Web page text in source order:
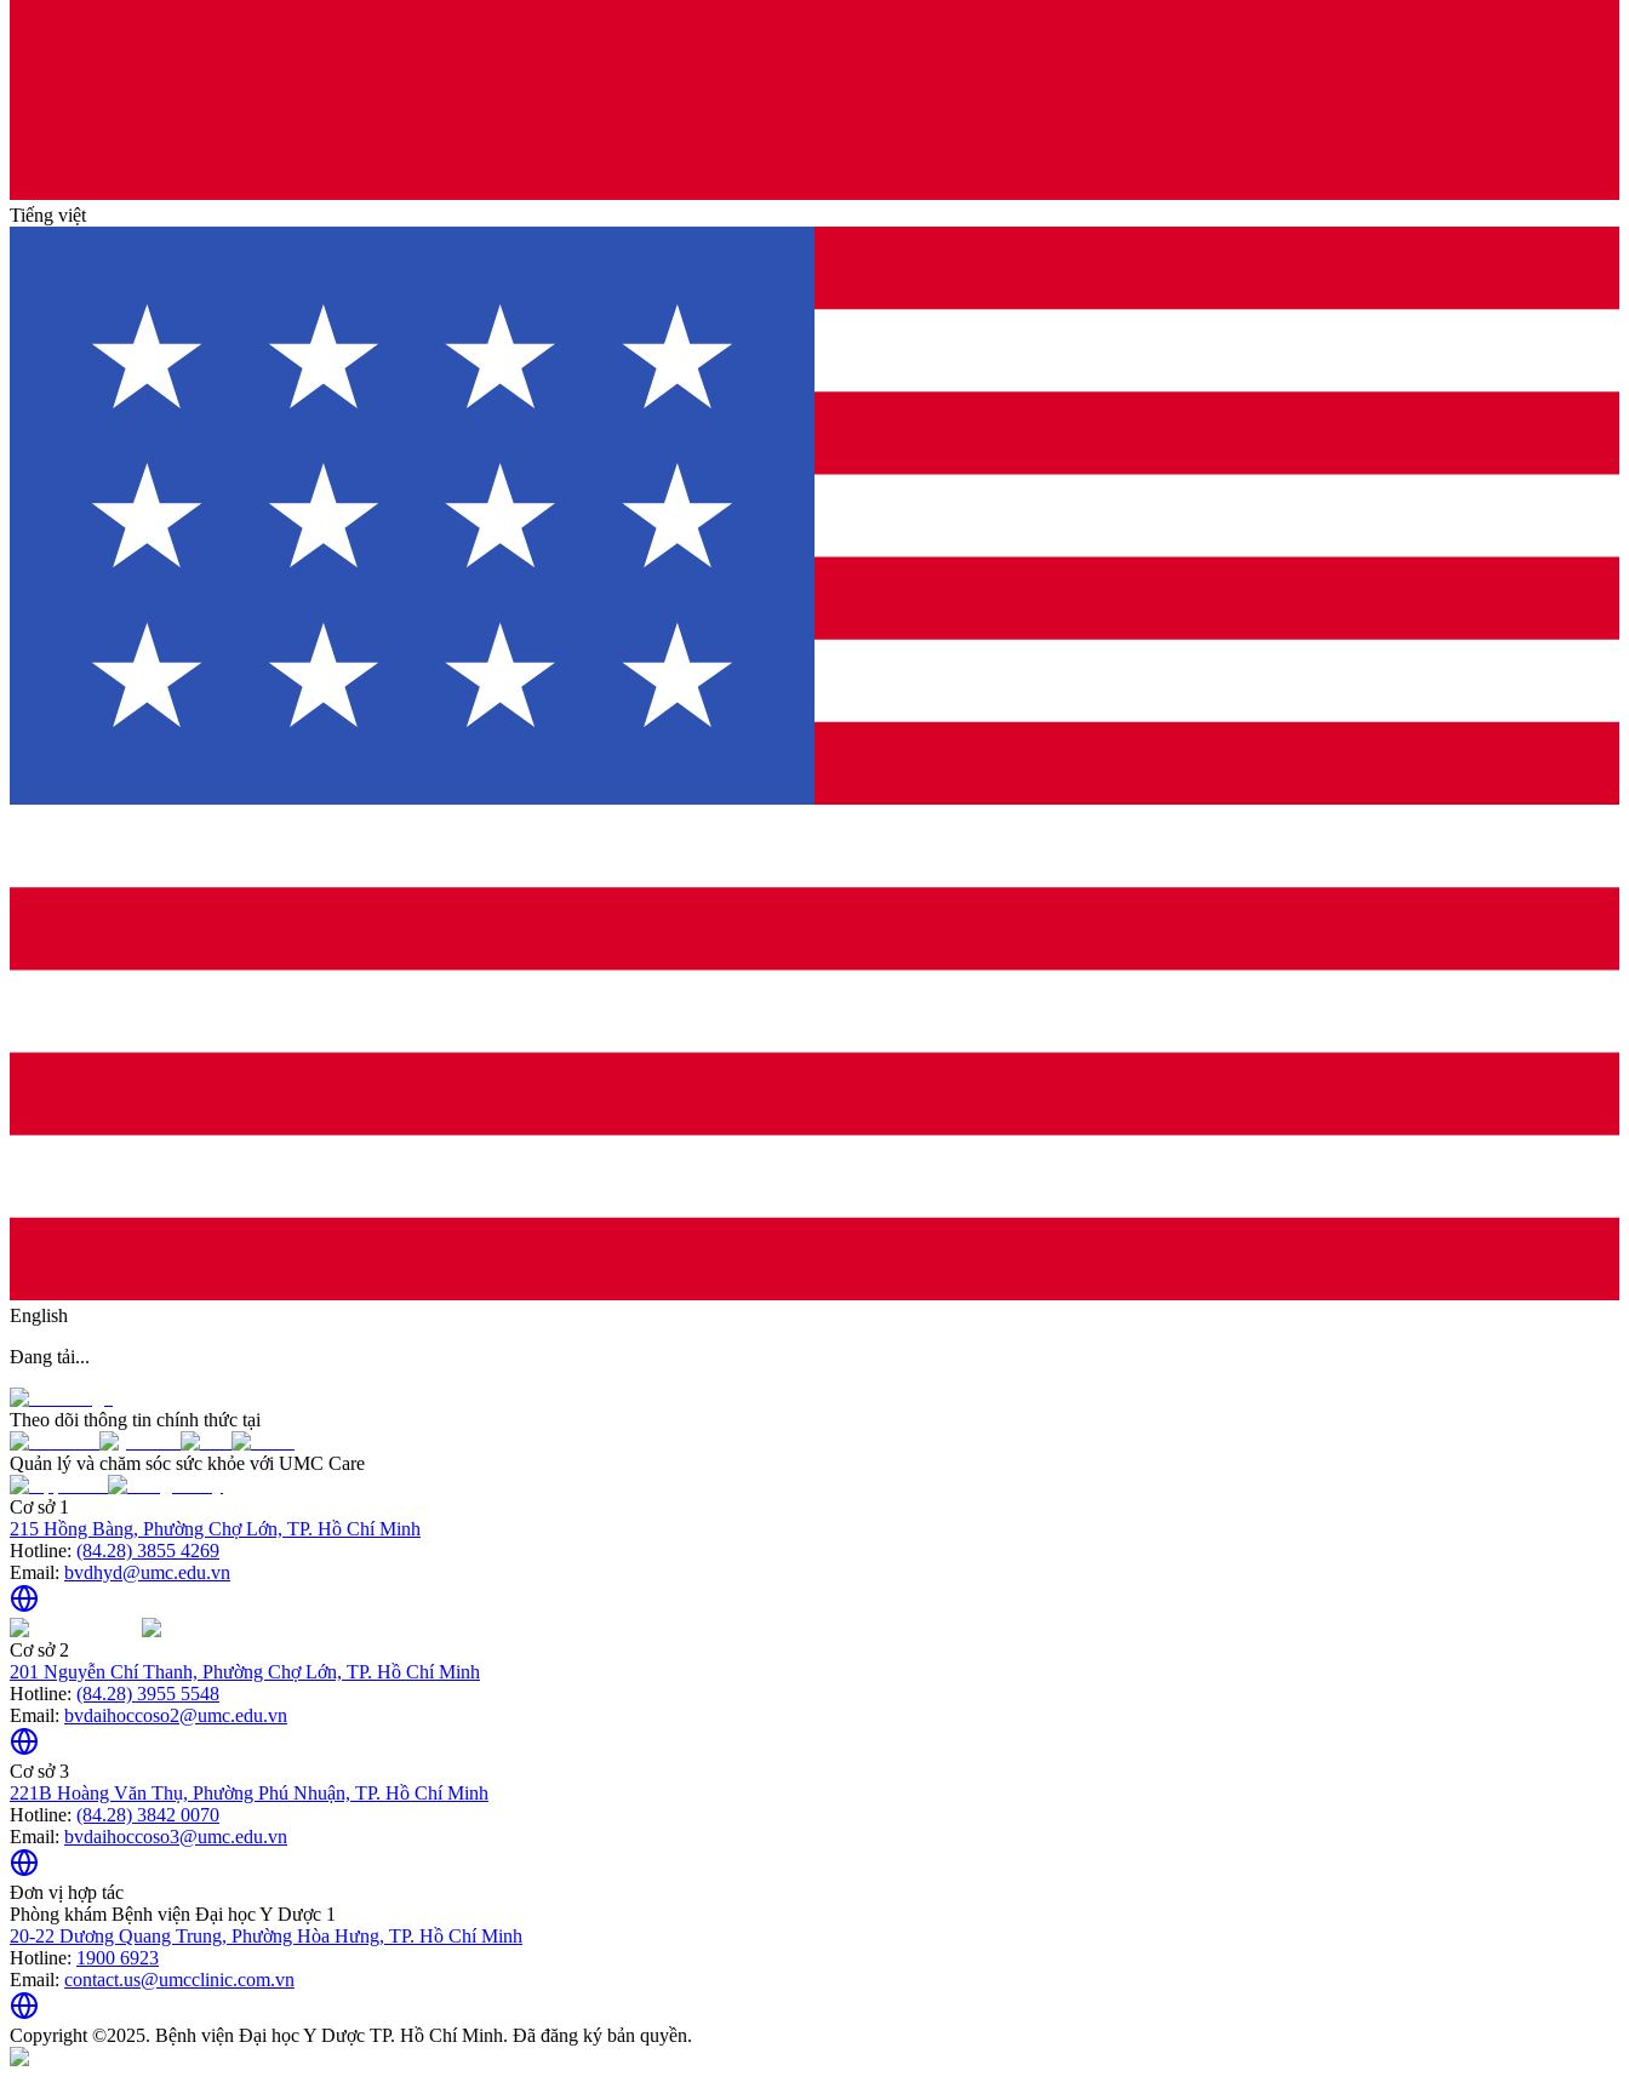
Tiếng việt
English
Đang tải...
Theo dõi thông tin chính thức tại
Quản lý và chăm sóc sức khỏe với UMC Care
Cơ sở 1
215 Hồng Bàng, Phường Chợ Lớn, TP. Hồ Chí Minh
Hotline: (84.28) 3855 4269
Email: bvdhyd@umc.edu.vn
Cơ sở 2
201 Nguyễn Chí Thanh, Phường Chợ Lớn, TP. Hồ Chí Minh
Hotline: (84.28) 3955 5548
Email: bvdaihoccoso2@umc.edu.vn
Cơ sở 3
221B Hoàng Văn Thụ, Phường Phú Nhuận, TP. Hồ Chí Minh
Hotline: (84.28) 3842 0070
Email: bvdaihoccoso3@umc.edu.vn
Đơn vị hợp tác
Phòng khám Bệnh viện Đại học Y Dược 1
20-22 Dương Quang Trung, Phường Hòa Hưng, TP. Hồ Chí Minh
Hotline: 1900 6923
Email: contact.us@umcclinic.com.vn
Copyright ©2025. Bệnh viện Đại học Y Dược TP. Hồ Chí Minh. Đã đăng ký bản quyền.